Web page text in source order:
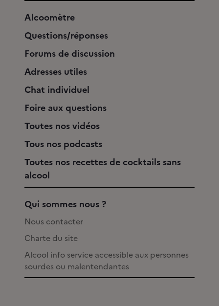
Alcoomètre
Questions/réponses
Forums de discussion
Adresses utiles
Chat individuel
Foire aux questions
Toutes nos vidéos
Tous nos podcasts
Toutes nos recettes de cocktails sans
alcool
Qui sommes nous ?
Nous contacter
Charte du site
Alcool info service accessible aux personnes
sourdes ou malentendantes